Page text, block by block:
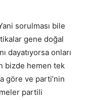
sorulması bile
gene doğal
dayatıyorsa onları
bizde hemen tek
göre ve parti’nin
partili